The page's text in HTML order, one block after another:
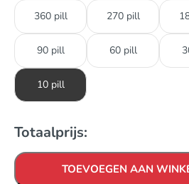
360 pill 270 pill
90 pill 60 pill
10 pill
Totaalprijs:
TOEVOEGEN AAN